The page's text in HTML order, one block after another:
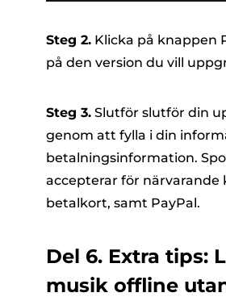
Steg 2. Klicka på knappen
på den version du vill
Steg 3. Slutför slutför din
genom att fylla i din
betalningsinformation.
accepterar för närvarande
betalkort, samt PayPal.
Del 6. Extra tips:
musik offline